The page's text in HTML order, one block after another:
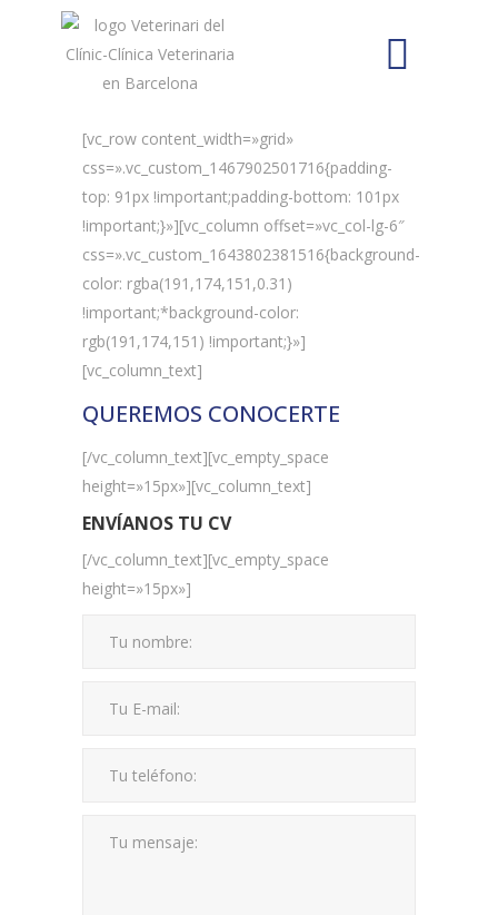
[vc_row content_width=»grid»
css=».vc_custom_1467902501716{padding-
top: 91px !important;padding-bottom: 101px
!important;}»][vc_column offset=»vc_col-lg-6″
css=».vc_custom_1643802381516{background-
color: rgba(191,174,151,0.31)
!important;*background-color:
rgb(191,174,151) !important;}»]
[vc_column_text]
QUEREMOS CONOCERTE
[/vc_column_text][vc_empty_space
height=»15px»][vc_column_text]
ENVÍANOS TU CV
[/vc_column_text][vc_empty_space
height=»15px»]